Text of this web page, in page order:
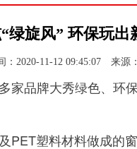
绿旋风” 环保玩出
：2020-11-12 09:45:07 来源
家品牌大秀绿色、环
塑料材料做成的窗